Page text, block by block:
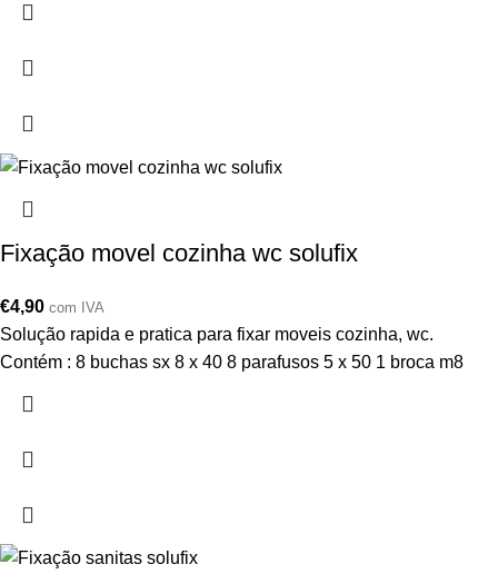
Fixação movel cozinha wc solufix
€4,90 com IVA
Solução rapida e pratica para fixar moveis cozinha, wc.
Contém : 8 buchas sx 8 x 40 8 parafusos 5 x 50 1 broca m8